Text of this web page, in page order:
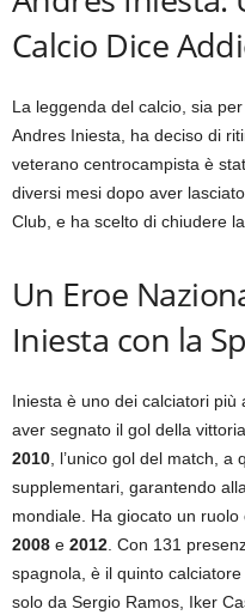
Calcio Dice
La leggenda del calcio, sia
Andres Iniesta, ha deciso di
veterano centrocampista è
diversi mesi dopo aver
Club, e ha scelto di chiudere
Un Eroe
Iniesta con la
Iniesta è uno dei calciatori
aver segnato il gol della
2010 , l’unico gol del match,
supplementari, garantendo alla
mondiale. Ha giocato un
2008 e 2012 . Con 131
spagnola, è il quinto
solo da Sergio Ramos, Iker